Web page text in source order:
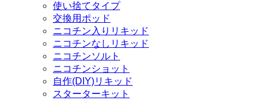
使い捨てタイプ
交換用ポッド
ニコチン入りリキッド
ニコチンなしリキッド
ニコチンソルト
ニコチンショット
自作(DIY)リキッド
スターターキット